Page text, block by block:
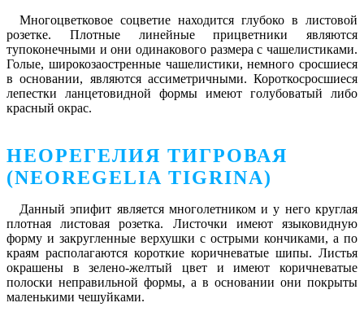
Многоцветковое соцветие находится глубоко в листовой
розетке. Плотные линейные прицветники являются
тупоконечными и они одинакового размера с чашелистиками.
Голые, широкозаостренные чашелистики, немного сросшиеся
в основании, являются ассиметричными. Короткосросшиеся
лепестки ланцетовидной формы имеют голубоватый либо
красный окрас.
НЕОРЕГЕЛИЯ ТИГРОВАЯ
(NEOREGELIA TIGRINA)
Данный эпифит является многолетником и у него круглая
плотная листовая розетка. Листочки имеют языковидную
форму и закругленные верхушки с острыми кончиками, а по
краям располагаются короткие коричневатые шипы. Листья
окрашены в зелено-желтый цвет и имеют коричневатые
полоски неправильной формы, а в основании они покрыты
маленькими чешуйками.